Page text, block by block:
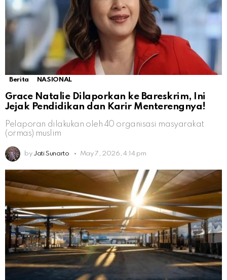
Berita NASIONAL
Grace Natalie Dilaporkan ke Bareskrim, Ini
Jejak Pendidikan dan Karir Menterengnya!
Pelaporan dilakukan oleh 40 organisasi masyarakat
(ormas) muslim
by Jati Sunarto May 7, 2026, 4:14 pm